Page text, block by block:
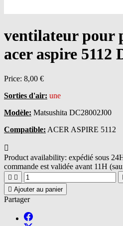
ventilateur pour
acer aspire 5112
Price: 8,00 €
Sorties d'air: une
Modèle: Matsushita DC28002J00
Compatible: ACER ASPIRE 5112

Product availability: expédié sous
commande est validée avant 11H
 
 Ajouter au panier
Partager